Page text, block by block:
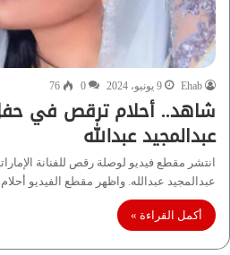
Ehab 9 يونيو، 2024 0
76
شاهد.. أحلام ترقص في
عبدالمجيد عبدالله
انتشر مقطع فيديو لوصلة رقص للفنانة
عبدالمجيد عبدالله. واظهر مقطع الفيديو
أكمل القراءة »